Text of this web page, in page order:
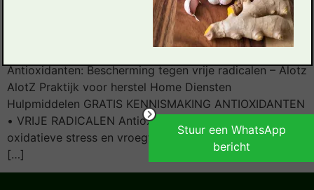
Antioxidanten: Bescherming tegen vrije radicalen – Alotz
AlotZ Praktijk voor herstel Home Diensten
Hulpmiddelen GRATIS KENNISMAKING ANTIOXIDANTEN
• VRIJE RADICALEN Antioxidanten Bescherming tegen
oxidatieve stress en vroegtijdige veroudering ← Terug
[…]
Stuur een WhatsApp
bericht